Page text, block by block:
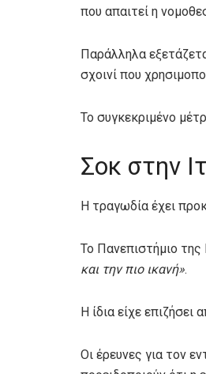
που απαιτεί η
Παράλληλα
σχοινί που
Το συγκεκριμένο
Σοκ στην
Η τραγωδία έχει
Το Πανεπιστήμιο
και την πιο ικανή».
Η ίδια είχε
Οι έρευνες για τον